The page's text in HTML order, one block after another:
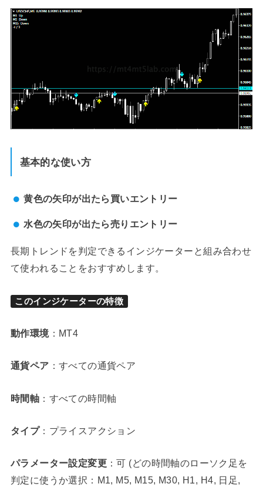
基本的な使い方
黄色の矢印が出たら買いエントリー
水色の矢印が出たら売りエントリー
長期トレンドを判定できるインジケーターと組み合わせ
て使われることをおすすめします。
このインジケーターの特徴
動作環境：MT4
通貨ペア ：すべての通貨ペア
時間軸 ：すべての時間軸
タイプ：プライスアクション
パラメーター設定変更 ：可 (どの時間軸のローソク足を
判定に使うか選択：M1, M5, M15, M30, H1, H4, 日足,